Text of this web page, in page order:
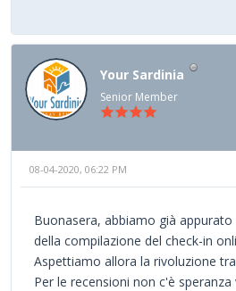
Your Sardinia
Senior Member
08-04-2020, 06:22 PM
Buonasera, abbiamo già
della compilazione del check-in
Aspettiamo allora la rivoluzione
Per le recensioni non c'è speranza